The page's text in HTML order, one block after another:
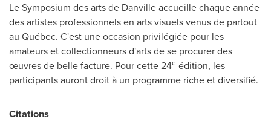
Le Symposium des arts de Danvilleaccueille chaque année
des artistes professionnels en arts visuels venus de partout
au Québec. C'est une occasion privilégiée pour les
amateurs et collectionneurs d'arts de se procurer des
œuvres de belle facture. Pour cette 24e édition, les
participants auront droit à un programme riche et diversifié.
Citations